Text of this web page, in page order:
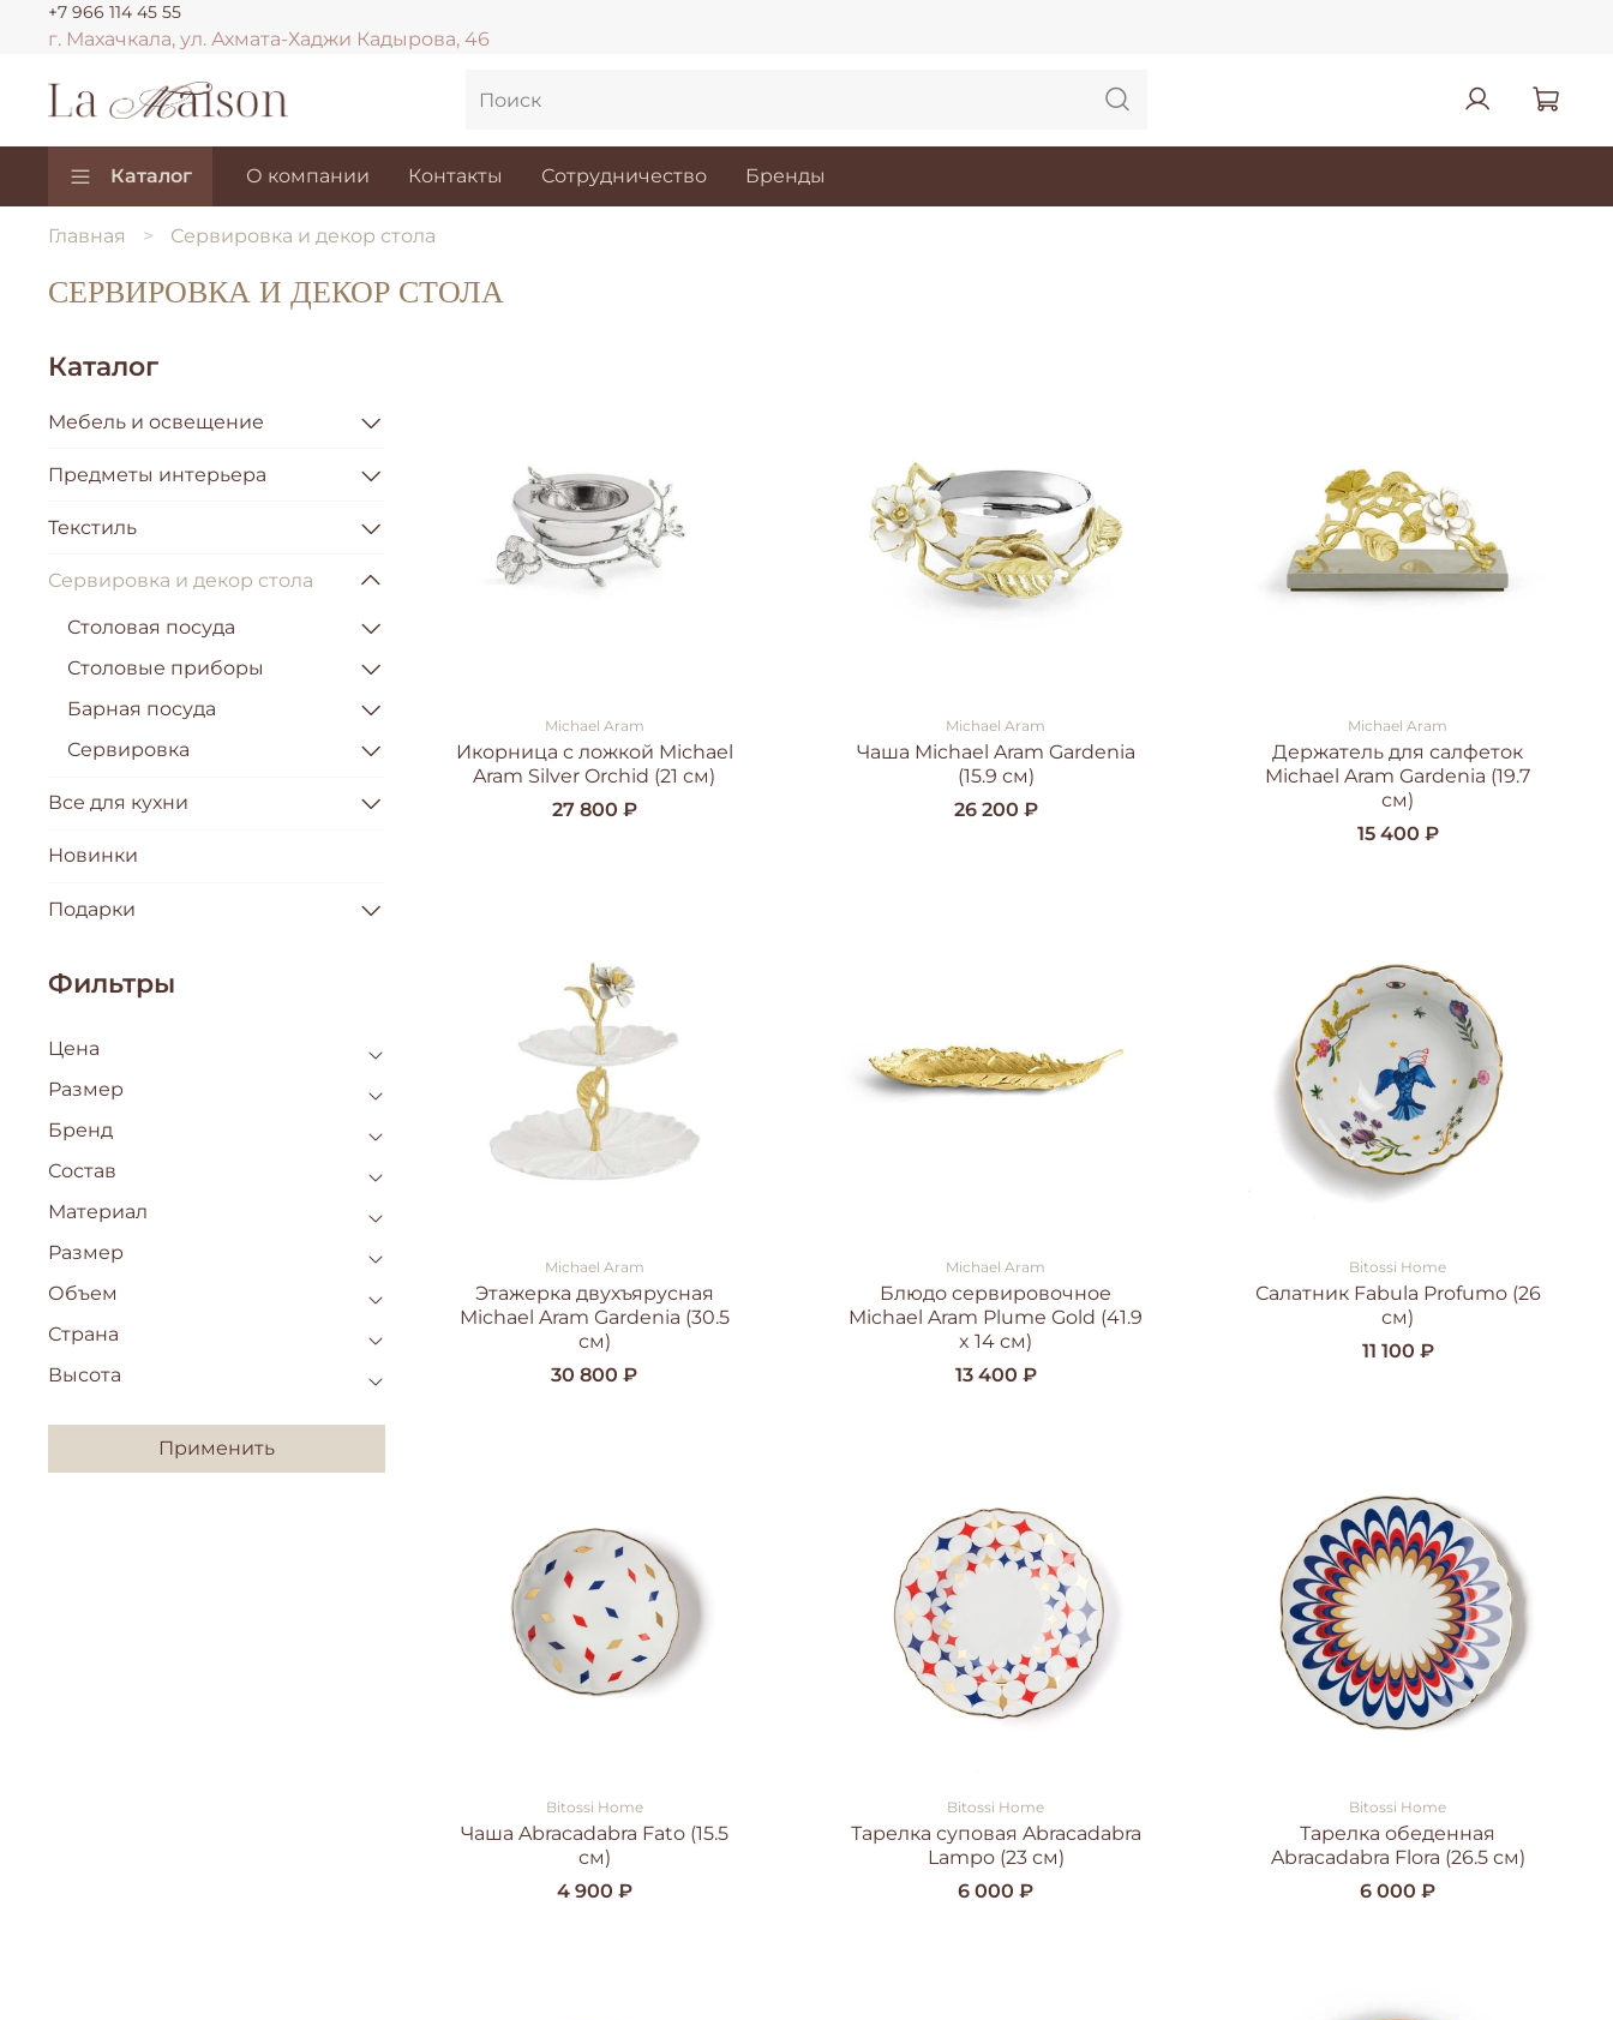
г. Махачкала, ул. Ахмата-Хаджи Кадырова, 46
+7 966 114 45 55
Каталог О компании Контакты Сотрудничество Бренды
Главная Сервировка и декор стола
СЕРВИРОВКА И ДЕКОР СТОЛА
Michael Aram
Икорница с ложкой Michael
Aram Silver Orchid (21 см)
27 800 ₽
Michael Aram
Чаша Michael Aram Gardenia
(15.9 см)
26 200 ₽
Michael Aram
Держатель для салфеток
Michael Aram Gardenia (19.7
см)
15 400 ₽
Michael Aram
Этажерка двухъярусная
Michael Aram Gardenia (30.5
см)
30 800 ₽
Michael Aram
Блюдо сервировочное
Michael Aram Plume Gold (41.9
x 14 см)
13 400 ₽
Bitossi Home
Салатник Fabula Profumo (26
см)
11 100 ₽
Bitossi Home
Чаша Abracadabra Fato (15.5
см)
4 900 ₽
Bitossi Home
Тарелка суповая Abracadabra
Lampo (23 см)
6 000 ₽
Bitossi Home
Тарелка обеденная
Abracadabra Flora (26.5 см)
6 000 ₽
Каталог
Мебель и освещение
Предметы интерьера
Текстиль
Сервировка и декор стола
Столовая посуда
Столовые приборы
Барная посуда
Сервировка
Все для кухни
Новинки
Подарки
Фильтры
Цена
Размер
Бренд
Состав
Материал
Размер
Объем
Страна
Высота
Применить